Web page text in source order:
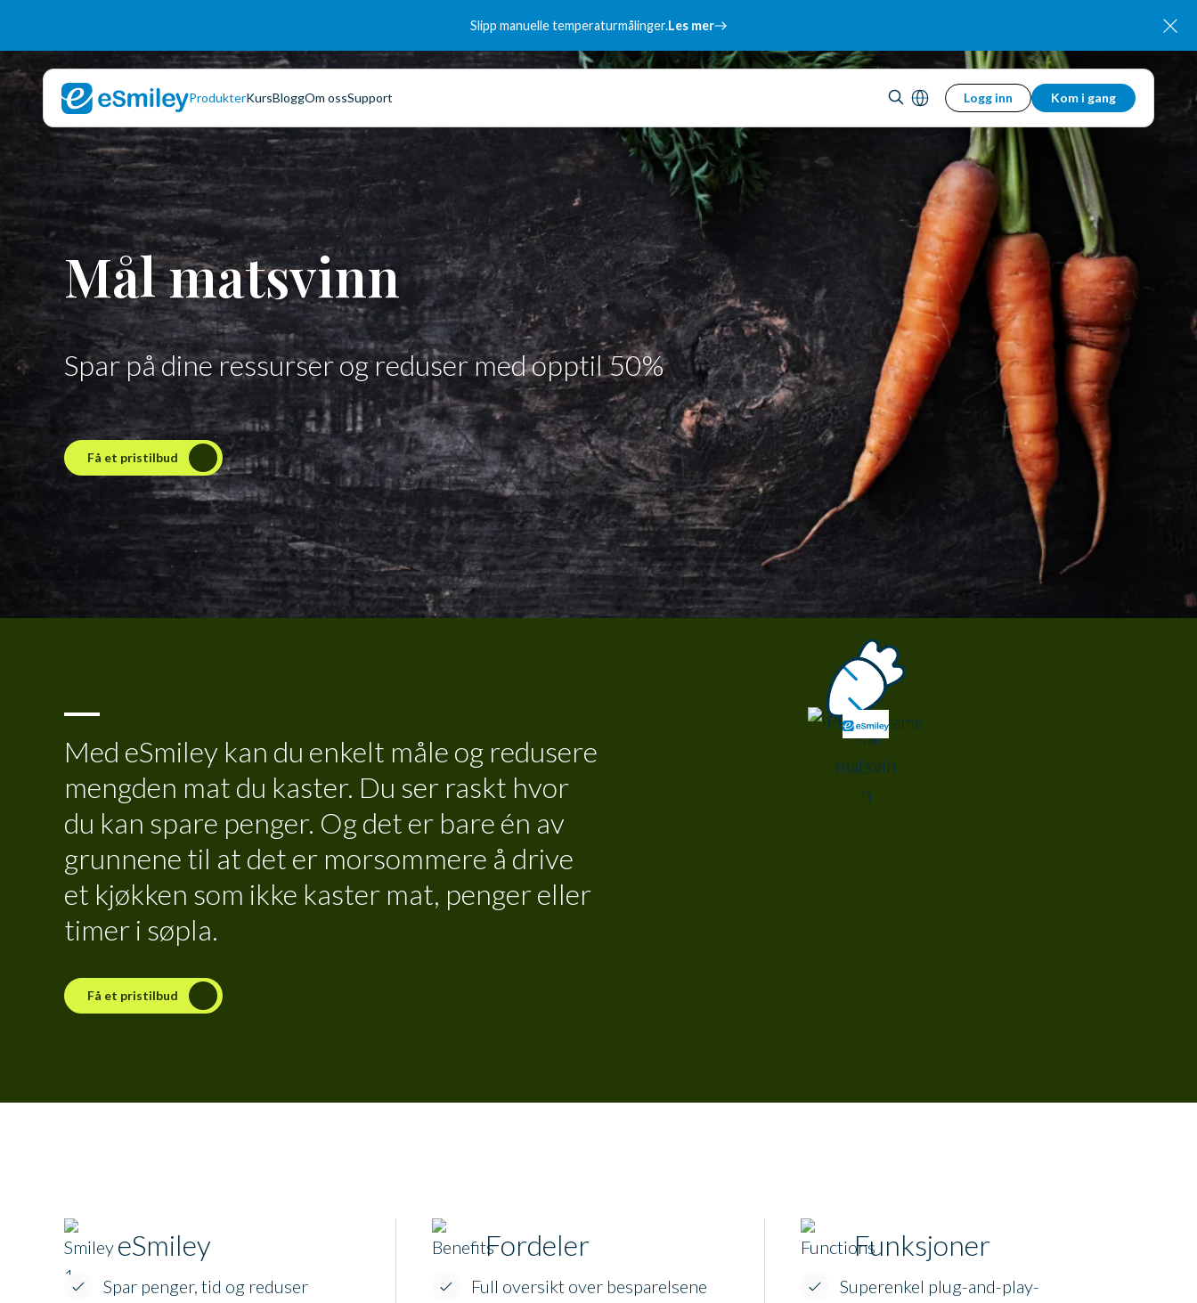
Slipp manuelle temperaturmålinger.Les mer
ProdukterKursBloggOm ossSupport Logg inn Kom i gang
Mål matsvinn
Spar på dine ressurser og reduser med opptil 50%
Få et pristilbud
Med eSmiley kan du enkelt måle og redusere
mengden mat du kaster. Du ser raskt hvor
du kan spare penger. Og det er bare én av
grunnene til at det er morsommere å drive
et kjøkken som ikke kaster mat, penger eller
timer i søpla.
Få et pristilbud
Mål
matsvin
n
eSmiley
Spar penger, tid og reduser
Fordeler
Full oversikt over besparelsene
Funksjoner
Superenkel plug-and-play-